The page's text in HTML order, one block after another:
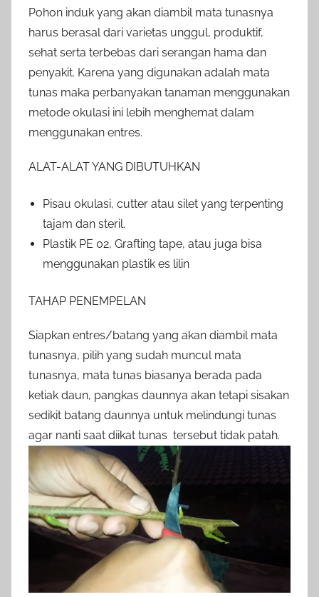
Pohon induk yang akan diambil mata tunasnya
harus berasal dari varietas unggul, produktif,
sehat serta terbebas dari serangan hama dan
penyakit. Karena yang digunakan adalah mata
tunas maka perbanyakan tanaman menggunakan
metode okulasi ini lebih menghemat dalam
menggunakan entres.
ALAT-ALAT YANG DIBUTUHKAN
Pisau okulasi, cutter atau silet yang terpenting
tajam dan steril.
Plastik PE 02, Grafting tape, atau juga bisa
menggunakan plastik es lilin
TAHAP PENEMPELAN
Siapkan entres/batang yang akan diambil mata
tunasnya, pilih yang sudah muncul mata
tunasnya, mata tunas biasanya berada pada
ketiak daun, pangkas daunnya akan tetapi sisakan
sedikit batang daunnya untuk melindungi tunas
agar nanti saat diikat tunas tersebut tidak patah.